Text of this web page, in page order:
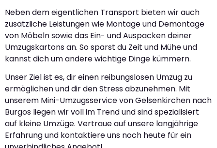
Neben dem eigentlichen Transport bieten wir auch
zusätzliche Leistungen wie Montage und Demontage
von Möbeln sowie das Ein- und Auspacken deiner
Umzugskartons an. So sparst du Zeit und Mühe und
kannst dich um andere wichtige Dinge kümmern.
Unser Ziel ist es, dir einen reibungslosen Umzug zu
ermöglichen und dir den Stress abzunehmen. Mit
unserem Mini-Umzugsservice von Gelsenkirchen nach
Burgos liegen wir voll im Trend und sind spezialisiert
auf kleine Umzüge. Vertraue auf unsere langjährige
Erfahrung und kontaktiere uns noch heute für ein